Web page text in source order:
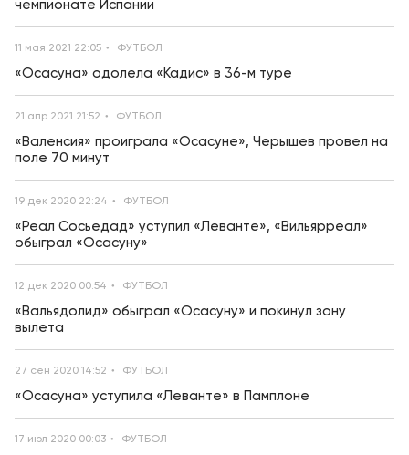
чемпионате Испании
11 мая 2021 22:05 ФУТБОЛ
«Осасуна» одолела «Кадис» в 36-м туре
21 апр 2021 21:52 ФУТБОЛ
«Валенсия» проиграла «Осасуне», Черышев провел на
поле 70 минут
19 дек 2020 22:24 ФУТБОЛ
«Реал Сосьедад» уступил «Леванте», «Вильярреал»
обыграл «Осасуну»
12 дек 2020 00:54 ФУТБОЛ
«Вальядолид» обыграл «Осасуну» и покинул зону
вылета
27 сен 2020 14:52 ФУТБОЛ
«Осасуна» уступила «Леванте» в Памплоне
17 июл 2020 00:03 ФУТБОЛ